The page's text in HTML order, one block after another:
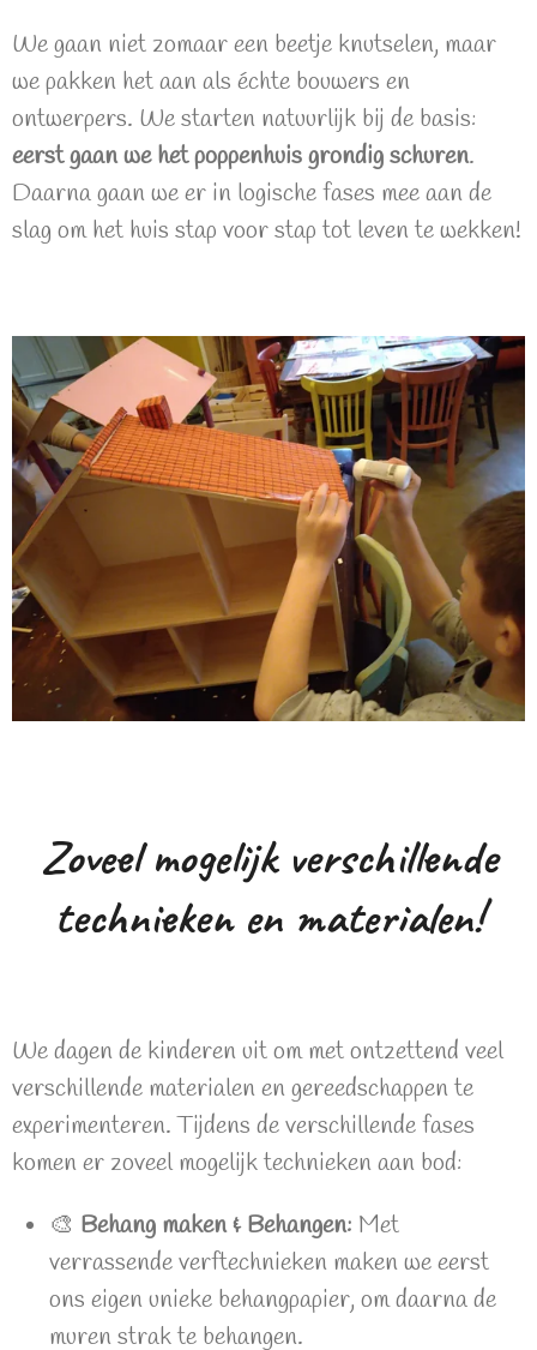
We gaan niet zomaar een beetje knutselen, maar
we pakken het aan als échte bouwers en
ontwerpers. We starten natuurlijk bij de basis:
eerst gaan we het poppenhuis grondig schuren.
Daarna gaan we er in logische fases mee aan de
slag om het huis stap voor stap tot leven te wekken!
Zoveel mogelijk verschillende
technieken en materialen!
We dagen de kinderen uit om met ontzettend veel
verschillende materialen en gereedschappen te
experimenteren. Tijdens de verschillende fases
komen er zoveel mogelijk technieken aan bod:
🎨 Behang maken & Behangen: Met
verrassende verftechnieken maken we eerst
ons eigen unieke behangpapier, om daarna de
muren strak te behangen.